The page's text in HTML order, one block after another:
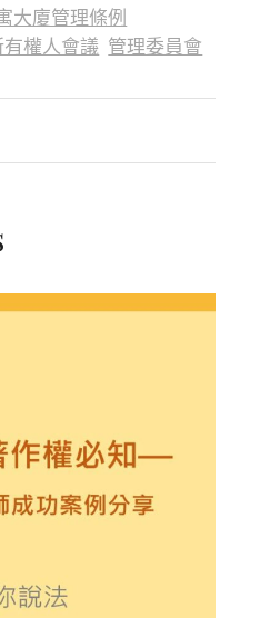
大廈管理條例
權人會議 管理委員會